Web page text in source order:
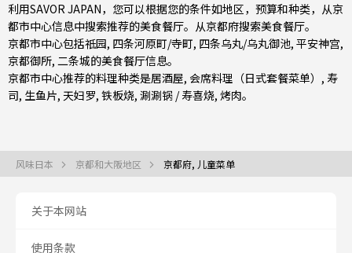
利用SAVOR JAPAN，您可以根据您的条件如地区，预算和种类，从京
都市中心信息中搜索推荐的美食餐厅。从京都府搜索美食餐厅。
京都市中心包括祗园, 四条河原町/寺町, 四条乌丸/乌丸御池, 平安神宫,
京都御所, 二条城的美食餐厅信息。
京都市中心推荐的料理种类是居酒屋, 会席料理（日式套餐菜单） , 寿
司, 生鱼片, 天妇罗, 铁板烧, 涮涮锅 / 寿喜烧, 烤肉。
风味日本 京都和大阪地区 京都府, 儿童菜单
关于本网站
使用条款